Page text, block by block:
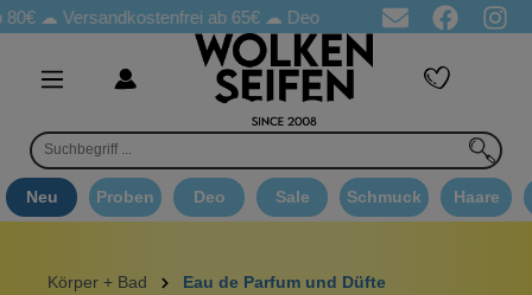
Versandkostenfrei ab 65€☁ Deo Proben in jeder Bestellung
Neu Proben Deo Sale Schmuck Haare
Körper + Bad Eau de Parfum und Düfte